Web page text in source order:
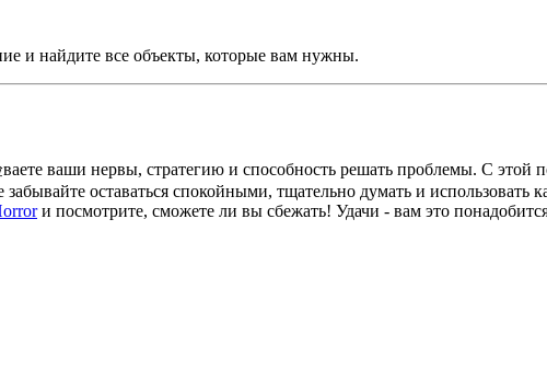
и найдите все объекты, которые вам нужны.
ваши нервы, стратегию и способность решать проблемы. С
оставаться спокойными, тщательно думать и
и посмотрите, сможете ли вы сбежать! Удачи - вам это